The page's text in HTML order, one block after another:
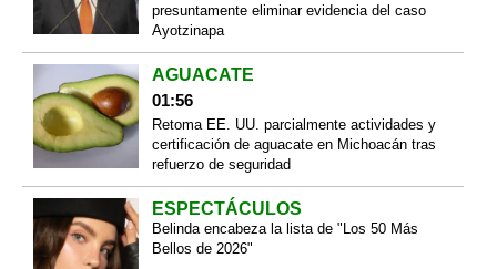
presuntamente eliminar evidencia del caso
Ayotzinapa
AGUACATE
01:56
Retoma EE. UU. parcialmente actividades y
certificación de aguacate en Michoacán tras
refuerzo de seguridad
ESPECTÁCULOS
Belinda encabeza la lista de "Los 50 Más
Bellos de 2026"